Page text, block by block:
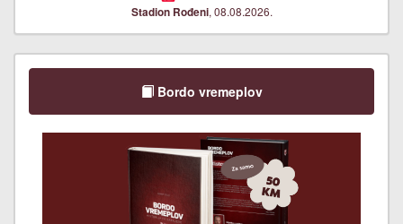
Stadion Rođeni, 08.08.2026.
Bordo vremeplov